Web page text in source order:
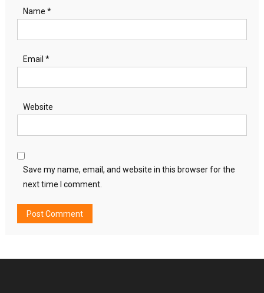
Name *
Email *
Website
Save my name, email, and website in this browser for the
next time I comment.